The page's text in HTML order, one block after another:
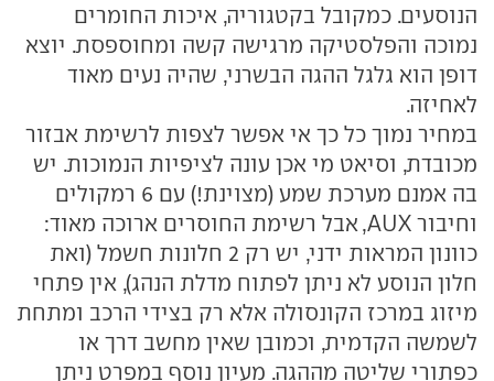
הנוסעים. כמקובל בקטגוריה, איכות החומרים
נמוכה והפלסטיקה מרגישה קשה ומחוספסת. יוצא
דופן הוא גלגל ההגה הבשרני, שהיה נעים מאוד
לאחיזה.
במחיר נמוך כל כך אי אפשר לצפות לרשימת אבזור
מכובדת, וסיאט מי אכן עונה לציפיות הנמוכות. יש
בה אמנם מערכת שמע (מצוינת!) עם 6 רמקולים
וחיבור AUX, אבל רשימת החוסרים ארוכה מאוד:
כוונון המראות ידני, יש רק 2 חלונות חשמל (ואת
חלון הנוסע לא ניתן לפתוח מדלת הנהג), אין פתחי
מיזוג במרכז הקונסולה אלא רק בצידי הרכב ומתחת
לשמשה הקדמית, וכמובן שאין מחשב דרך או
כפתורי שליטה מההגה. מעיון נוסף במפרט ניתן